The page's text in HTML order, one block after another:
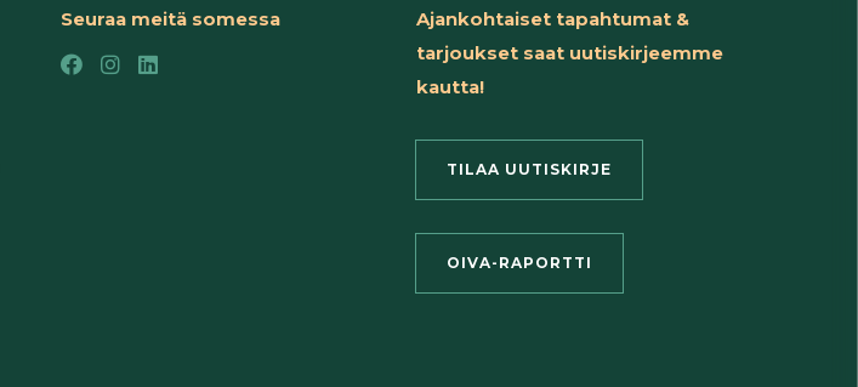
Seuraa meitä somessa
Ajankohtaiset tapahtumat &
tarjoukset saat uutiskirjeemme
kautta!
TILAA UUTISKIRJE
OIVA-RAPORTTI